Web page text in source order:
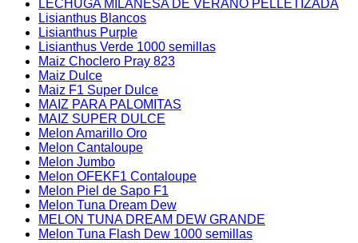
LECHUGA MILANESA DE VERANO PELLETIZADA
Lisianthus Blancos
Lisianthus Purple
Lisianthus Verde 1000 semillas
Maiz Choclero Pray 823
Maiz Dulce
Maiz F1 Super Dulce
MAIZ PARA PALOMITAS
MAIZ SUPER DULCE
Melon Amarillo Oro
Melon Cantaloupe
Melon Jumbo
Melon OFEKF1 Contaloupe
Melon Piel de Sapo F1
Melon Tuna Dream Dew
MELON TUNA DREAM DEW GRANDE
Melon Tuna Flash Dew 1000 semillas